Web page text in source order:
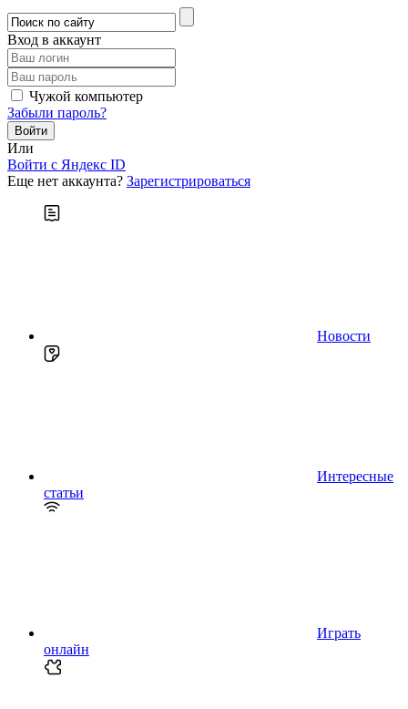
Вход в аккаунт
Чужой компьютер
Забыли пароль?
Или
Войти c Яндекс ID
Еще нет аккаунта? Зарегистрироваться
Новости
Интересные
статьи
Играть
онлайн